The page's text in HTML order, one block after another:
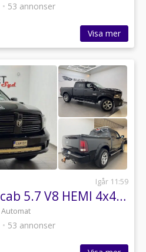
• 53 annonser
Visa mer
Igår 11:59
Dodge Ram crew cab 5.7 V8 HEMI 4x4 395hk Laramie MOMS/Tlucka/Alpine/Navi/B
Automat
• 53 annonser